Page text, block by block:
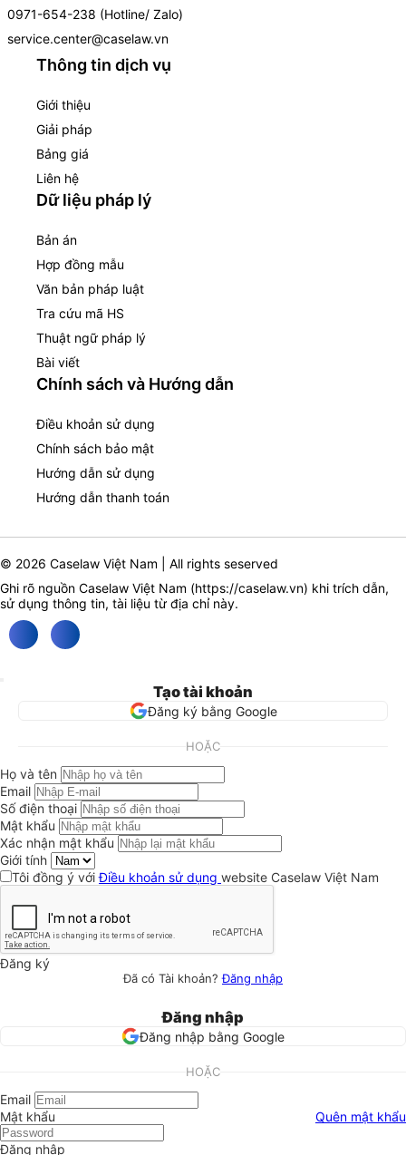
0971-654-238 (Hotline/ Zalo)
service.center@caselaw.vn
Thông tin dịch vụ
Giới thiệu
Giải pháp
Bảng giá
Liên hệ
Dữ liệu pháp lý
Bản án
Hợp đồng mẫu
Văn bản pháp luật
Tra cứu mã HS
Thuật ngữ pháp lý
Bài viết
Chính sách và Hướng dẫn
Điều khoản sử dụng
Chính sách bảo mật
Hướng dẫn sử dụng
Hướng dẫn thanh toán
© 2026 Caselaw Việt Nam | All rights seserved
Ghi rõ nguồn Caselaw Việt Nam (https://caselaw.vn) khi trích dẫn,
sử dụng thông tin, tài liệu từ địa chỉ này.
Tạo tài khoản
Đăng ký bằng Google
HOẶC
Họ và tên
Email
Số điện thoại
Mật khẩu
Xác nhận mật khẩu
Giới tính
Tôi đồng ý vớiĐiều khoản sử dụng website Caselaw Việt Nam
Đăng ký
Đã có Tài khoản?Đăng nhập
Đăng nhập
Đăng nhập bằng Google
HOẶC
Email
Mật khẩu
Quên mật khẩu
Đăng nhập